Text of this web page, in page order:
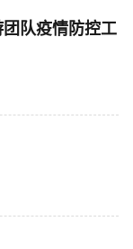
队疫情防控工